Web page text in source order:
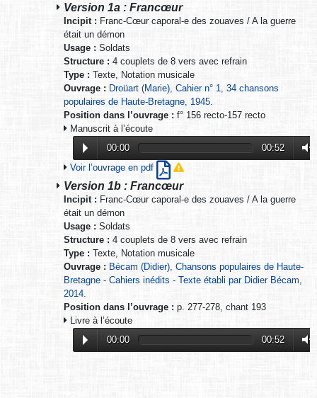
Version 1a : Francœur
Incipit : Franc-Cœur caporal-e des zouaves / A la guerre
était un démon
Usage : Soldats
Structure : 4 couplets de 8 vers avec refrain
Type : Texte, Notation musicale
Ouvrage : Droüart (Marie), Cahier n° 1, 34 chansons
populaires de Haute-Bretagne, 1945.
Position dans l’ouvrage : f° 156 recto-157 recto
Manuscrit à l’écoute
00:00
00:52
Voir l’ouvrage en pdf
Version 1b : Francœur
Incipit : Franc-Cœur caporal-e des zouaves / A la guerre
était un démon
Usage : Soldats
Structure : 4 couplets de 8 vers avec refrain
Type : Texte, Notation musicale
Ouvrage : Bécam (Didier), Chansons populaires de Haute-
Bretagne - Cahiers inédits - Texte établi par Didier Bécam,
2014.
Position dans l’ouvrage : p. 277-278, chant 193
Livre à l’écoute
00:00
00:52